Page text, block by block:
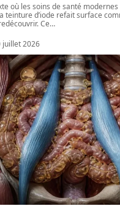
où les soins de santé
teinture d’iode refait surface
Ce…
juillet 2026